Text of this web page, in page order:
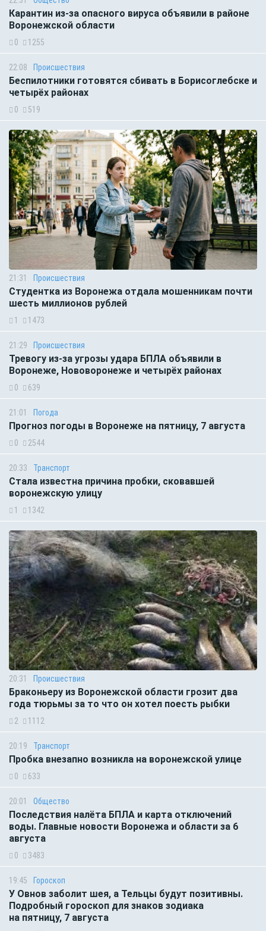
Карантин из-за опасного вируса объявили в районе
Воронежской области
0 1255
22:08 Происшествия
Беспилотники готовятся сбивать в Борисоглебске и
четырёх районах
0 519
21:31 Происшествия
Студентка из Воронежа отдала мошенникам почти
шесть миллионов рублей
1 1473
21:29 Происшествия
Тревогу из-за угрозы удара БПЛА объявили в
Воронеже, Нововоронеже и четырёх районах
0 639
21:01 Погода
Прогноз погоды в Воронеже на пятницу, 7 августа
0 2544
20:33 Транспорт
Стала известна причина пробки, сковавшей
воронежскую улицу
1 1342
20:31 Происшествия
Браконьеру из Воронежской области грозит два
года тюрьмы за то что он хотел поесть рыбки
2 1112
20:19 Транспорт
Пробка внезапно возникла на воронежской улице
0 633
20:01 Общество
Последствия налёта БПЛА и карта отключений
воды. Главные новости Воронежа и области за 6
августа
0 3483
19:45 Гороскоп
У Овнов заболит шея, а Тельцы будут позитивны.
Подробный гороскоп для знаков зодиака
на пятницу, 7 августа